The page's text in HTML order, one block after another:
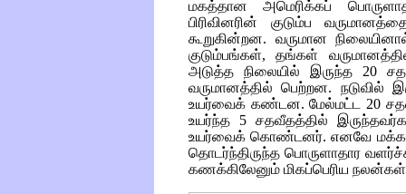
மகத்தான அமெரிக்கப்
பிரிவினரின் குடும்ப
கூறுகின்றன. வருமான
குடும்பங்கள், தங்கள்
அடுத்த நிலையில் இருந்த 20
வருமானத்தில் பெற்றன. நடுவில்
உயர்வைக் கண்டன. மேல்மட்ட 20
உயர்ந்த 5 சதவீதத்தில்
உயர்வைக் கொண்டனர். எனவே
தொடர்ந்திருந்த பொருளாதார
கணக்கிலேனும் மிகப்பெரிய